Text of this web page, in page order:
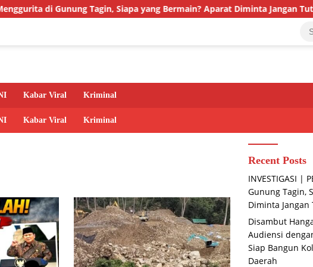
Tagin, Siapa yang Bermain? Aparat Diminta Jangan Tutup Mata
Kabar Viral Kriminal
Kabar Viral Kriminal
Recent Posts
INVESTIGASI |
Gunung Tagin,
Diminta
Disambut
Audiensi
Siap Bangun
Daerah